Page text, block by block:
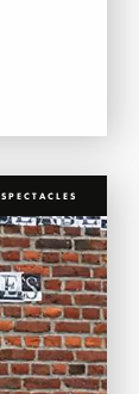
SPECTACLES